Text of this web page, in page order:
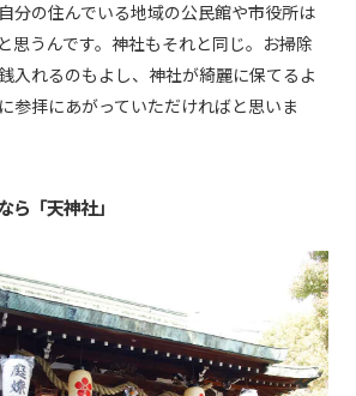
分の住んでいる地域の公民館や市役所は
思うんです。神社もそれと同じ。お掃除
入れるのもよし、神社が綺麗に保てるよ
参拝にあがっていただければと思いま
ら「天神社」